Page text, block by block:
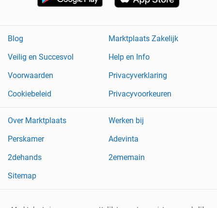
Blog
Marktplaats Zakelijk
Veilig en Succesvol
Help en Info
Voorwaarden
Privacyverklaring
Cookiebeleid
Privacyvoorkeuren
Over Marktplaats
Werken bij
Perskamer
Adevinta
2dehands
2ememain
Sitemap